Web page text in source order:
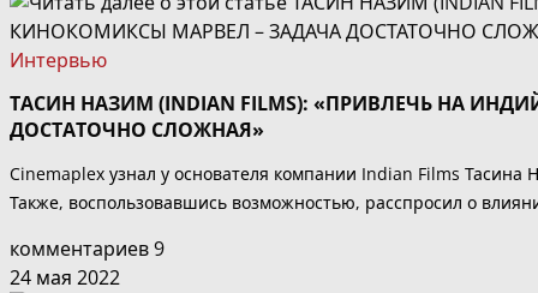
Интервью
ТАСИН НАЗИМ (INDIAN FILMS): «ПРИВЛЕЧЬ НА
ДОСТАТОЧНО СЛОЖНАЯ»
Cinemaplex узнал у основателя компании Indian Films Тасина
Также, воспользовавшись возможностью, расспросил о
комментариев 9
24 мая 2022